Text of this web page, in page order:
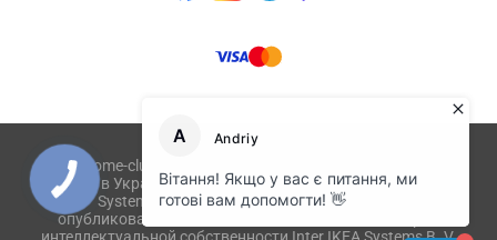
Сайт home-club.com.ua не имеет отношения к компании
IKEA в Украине и не связан с ikea.com, ikea.ua, IKEA
Systems B.V. Товары или их изображения,
опубликованные на сайте, являются объектом прав